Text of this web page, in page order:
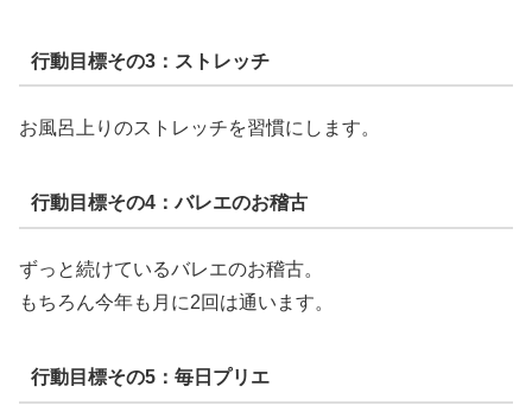
行動目標その3：ストレッチ
お風呂上りのストレッチを習慣にします。
行動目標その4：バレエのお稽古
ずっと続けているバレエのお稽古。
もちろん今年も月に2回は通います。
行動目標その5：毎日プリエ